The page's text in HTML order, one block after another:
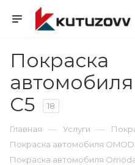
Покраска
C5
18
Главная — Услуги —
Покраска автомобиля
Покраска автомобиля